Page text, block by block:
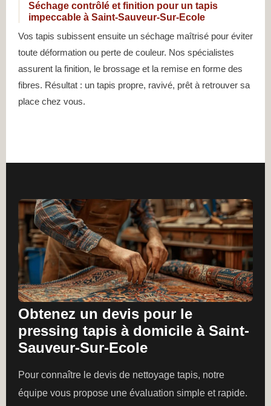
Séchage contrôlé et finition pour un tapis
impeccable à Saint-Sauveur-Sur-Ecole
Vos tapis subissent ensuite un séchage maîtrisé pour éviter
toute déformation ou perte de couleur. Nos spécialistes
assurent la finition, le brossage et la remise en forme des
fibres. Résultat : un tapis propre, ravivé, prêt à retrouver sa
place chez vous.
Obtenez un devis pour le
pressing tapis à domicile à Saint-
Sauveur-Sur-Ecole
Pour connaître le devis de nettoyage tapis, notre
équipe vous propose une évaluation simple et rapide.